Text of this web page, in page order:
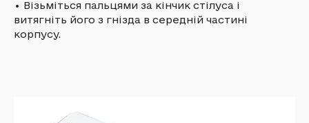
• Візьміться пальцями за кінчик стілуса і
витягніть його з гнізда в середній частині
корпусу.